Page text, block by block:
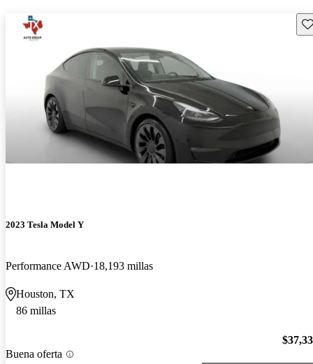
2023 Tesla Model Y
Performance AWD 18,193 millas
Houston, TX
86 millas
Buena oferta